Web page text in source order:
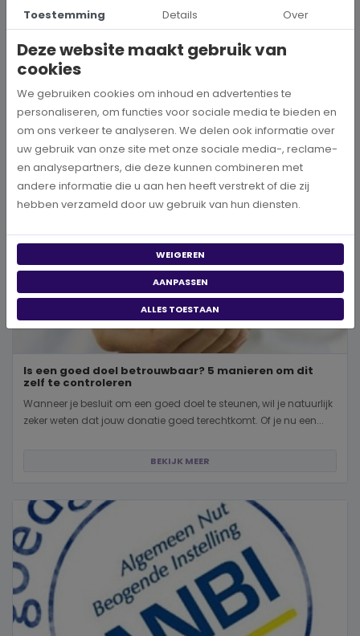
Wanneer je besluit om een steentje bij te dragen aan een betere
wereld, neem je een prachtig besluit. Jouw donatie kan het ve...
BEKIJK MEER
Is een goed doel betrouwbaar? 5 manieren om dit
zelf te controleren
Wanneer je besluit om een goed doel te steunen, wil je natuurlijk
zeker weten dat jouw donatie goed terechtkomt. Of je nu een...
BEKIJK MEER
Toestemming Details Over
Deze website maakt gebruik van
cookies
We gebruiken cookies om inhoud en advertenties te
personaliseren, om functies voor sociale media te bieden en
om ons verkeer te analyseren. We delen ook informatie over
uw gebruik van onze site met onze sociale media-, reclame-
en analysepartners, die deze kunnen combineren met
andere informatie die u aan hen heeft verstrekt of die zij
hebben verzameld door uw gebruik van hun diensten.
WEIGEREN
AANPASSEN
ALLES TOESTAAN